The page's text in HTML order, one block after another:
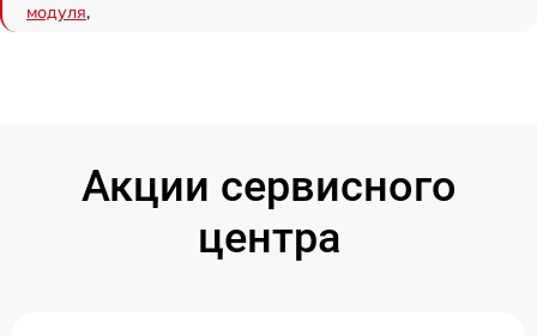
модуля,
Акции сервисного
центра